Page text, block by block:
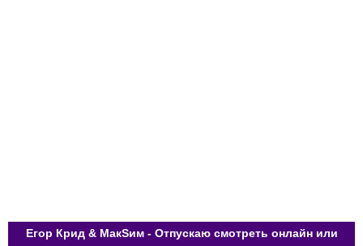
Егор Крид & МакSим - Отпускаю смотреть онлайн или